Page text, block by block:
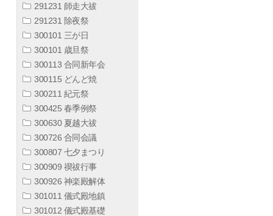
291231 師走大祓
291231 除夜祭
300101 三が日
300101 歳旦祭
300113 合同新年会
300115 どんど焼
300211 紀元祭
300425 春季例祭
300630 夏越大祓
300726 合同会議
300807 七夕まつり
300909 禊祓行事
300926 神楽殿解体
301011 儀式殿地鎮
301012 儀式殿基礎